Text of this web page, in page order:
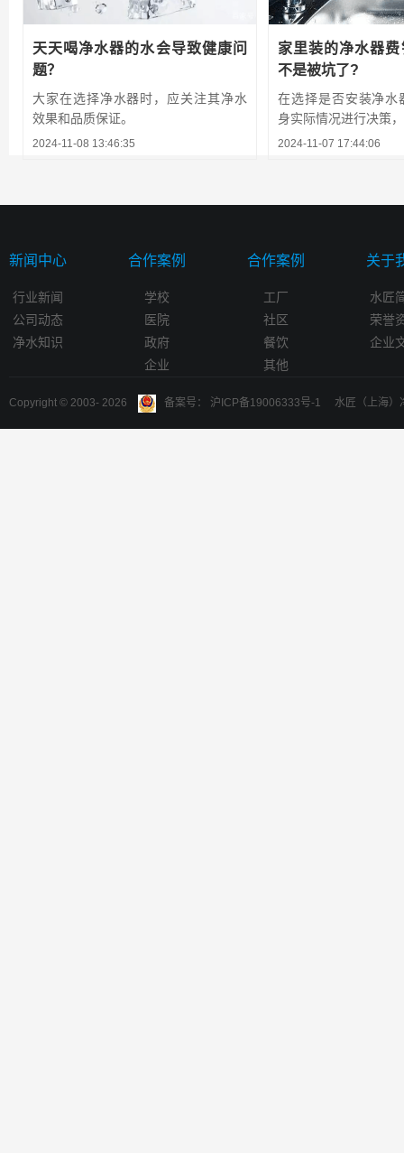
天天喝净水器的水会导致健康问
题？
大家在选择净水器时，应关注其净水
效果和品质保证。
2024-11-08 13:46:35
家里装的净水器
不是被坑了?
在选择是否安装净水
身实际情况进行决策
2024-11-07 17:44:06
新闻中心
行业新闻
公司动态
净水知识
合作案例
学校
医院
政府
企业
合作案例
工厂
社区
餐饮
其他
关于
水匠
荣誉
企业
Copyright © 2003- 2026 备案号： 沪ICP备19006333号-1 水匠（上海）